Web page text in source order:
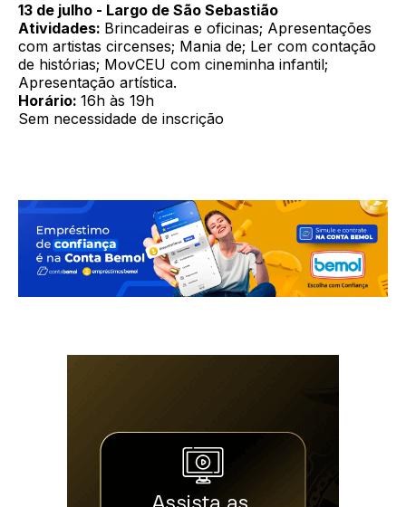
13 de julho - Largo de São Sebastião
Atividades: Brincadeiras e oficinas; Apresentações
com artistas circenses; Mania de; Ler com contação
de histórias; MovCEU com cineminha infantil;
Apresentação artística.
Horário: 16h às 19h
Sem necessidade de inscrição